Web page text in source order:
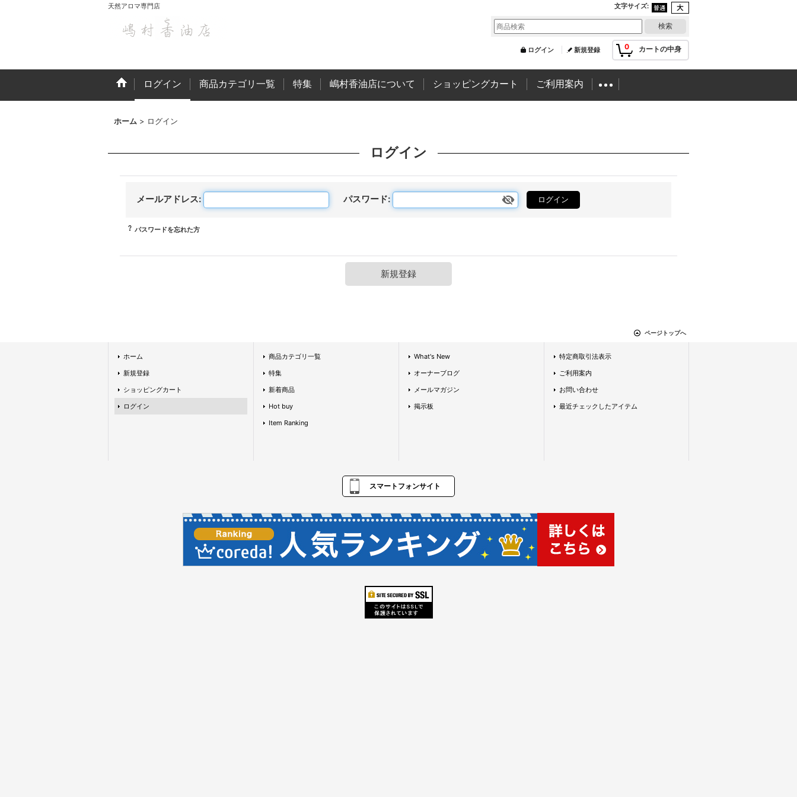
天然アロマ専門店 文字サイズ:
0 カートの中身
ログイン 新規登録
ログイン 商品カテゴリ一覧 特集 嶋村香油店について ショッピングカート ご利用案内
ホーム > ログイン
ログイン
メールアドレス: パスワード:
パスワードを忘れた方
新規登録
ページトップへ
ホーム
新規登録
ショッピングカート
ログイン
商品カテゴリ一覧
特集
新着商品
Hot buy
Item Ranking
What's New
オーナーブログ
メールマガジン
掲示板
特定商取引法表示
ご利用案内
お問い合わせ
最近チェックしたアイテム
スマートフォンサイト